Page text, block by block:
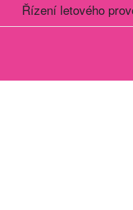
Řízení letového